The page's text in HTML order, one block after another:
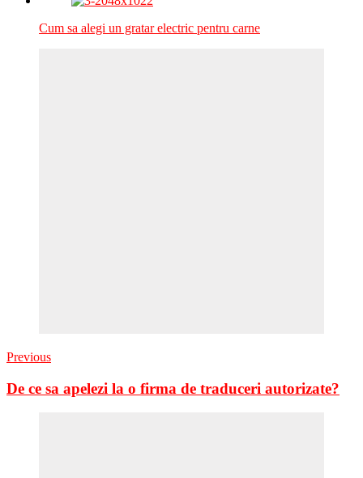
Cum sa alegi un gratar electric pentru carne
Previous
De ce sa apelezi la o firma de traduceri autorizate?